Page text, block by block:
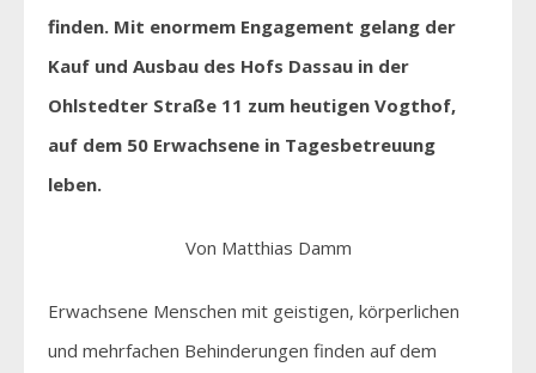
finden. Mit enormem Engagement gelang der
Kauf und Ausbau des Hofs Dassau in der
Ohlstedter Straße 11 zum heutigen Vogthof,
auf dem 50 Erwachsene in Tagesbetreuung
leben.
Von Matthias Damm
Erwachsene Menschen mit geistigen, körperlichen
und mehrfachen Behinderungen finden auf dem